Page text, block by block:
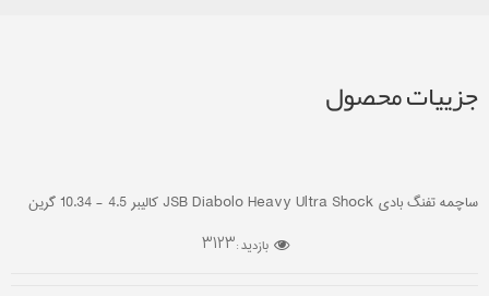
جزییات محصول
ساچمه تفنگ بادی JSB Diabolo Heavy Ultra Shock کالیبر 4.5 - 10.34 گرین
بازدید :3123